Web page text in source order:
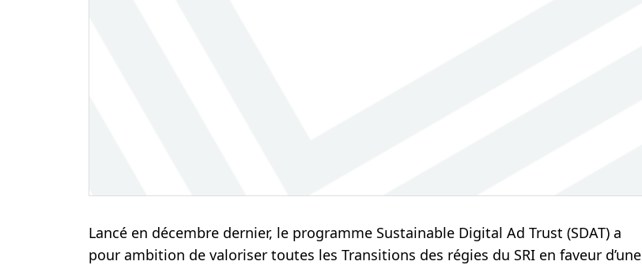
Lancé en décembre dernier, le programme Sustainable Digital Ad Trust (SDAT) a
pour ambition de valoriser toutes les Transitions des régies du SRI en faveur d’une